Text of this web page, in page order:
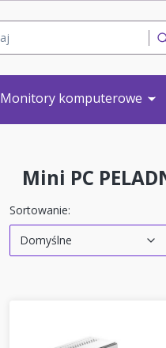
Monitory komputerowe
Mini PC
Lista produktów
Sortowanie:
Domyślne